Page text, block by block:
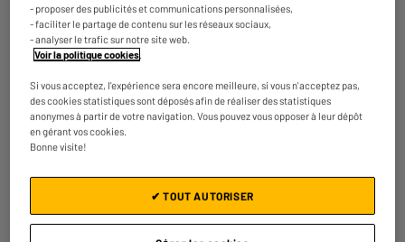
BY ELECTRODEPOT
★★★★★
★★★★★
Bouilloire VALBERG VAL-K2217STB
Matière : Silicone
19€98
- proposer des publicités et communications personnalisées,
- faciliter le partage de contenu sur les réseaux sociaux,
- analyser le trafic sur notre site web.
Voir la politique cookies.
Si vous acceptez, l'expérience sera encore meilleure, si vous n'acceptez pas,
des cookies statistiques sont déposés afin de réaliser des statistiques
anonymes à partir de votre navigation. Vous pouvez vous opposer à leur dépôt
en gérant vos cookies.
Bonne visite!
✔ TOUT AUTORISER